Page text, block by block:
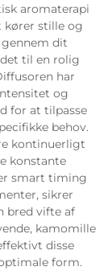
aromaterapi
kører stille og
gennem dit
til en rolig
har
og
for at tilpasse
behov.
kontinuerligt
konstante
smart timing
sikrer
bred vifte af
kamomille
disse
form.